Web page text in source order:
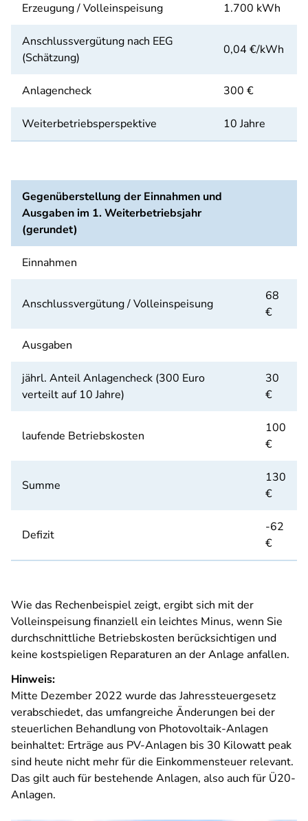
Erzeugung / Volleinspeisung 1.700 kWh
Anschlussvergütung nach EEG
(Schätzung)
0,04 €/kWh
Anlagencheck 300 €
Weiterbetriebsperspektive 10 Jahre
Gegenüberstellung der Einnahmen und
Ausgaben im 1. Weiterbetriebsjahr
(gerundet)
Einnahmen
Anschlussvergütung / Volleinspeisung
68
€
Ausgaben
jährl. Anteil Anlagencheck (300 Euro
verteilt auf 10 Jahre)
30
€
laufende Betriebskosten
100
€
Summe
130
€
Defizit
-62
€
Wie das Rechenbeispiel zeigt, ergibt sich mit der
Volleinspeisung finanziell ein leichtes Minus, wenn Sie
durchschnittliche Betriebskosten berücksichtigen und
keine kostspieligen Reparaturen an der Anlage anfallen.
Hinweis:
Mitte Dezember 2022 wurde das Jahressteuergesetz
verabschiedet, das umfangreiche Änderungen bei der
steuerlichen Behandlung von Photovoltaik-Anlagen
beinhaltet: Erträge aus PV-Anlagen bis 30 Kilowatt peak
sind heute nicht mehr für die Einkommensteuer relevant.
Das gilt auch für bestehende Anlagen, also auch für Ü20-
Anlagen.